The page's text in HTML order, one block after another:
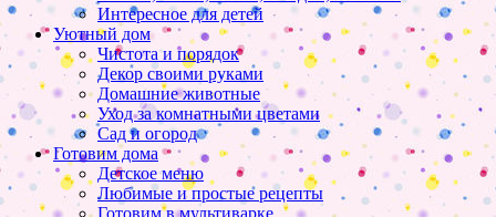
Интересное для детей
Уютный дом
Чистота и порядок
Декор своими руками
Домашние животные
Уход за комнатными цветами
Сад и огород
Готовим дома
Детское меню
Любимые и простые рецепты
Готовим в мультиварке